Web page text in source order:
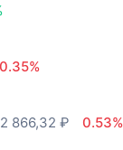
0.35%
866,32 ₽
0.53%